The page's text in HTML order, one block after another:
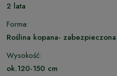
2 lata
Forma:
Roślina kopana-
Wysokość:
ok.120-150 cm